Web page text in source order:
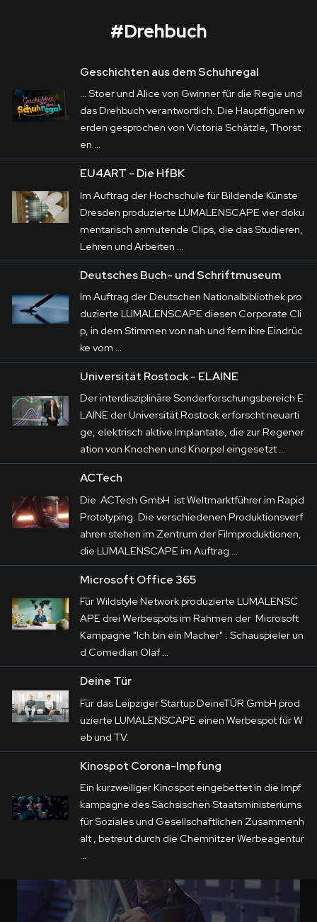
Corporate
Postproduction
Production / Services
About
Suche
ACTech
ACTech GmbH
Rapid Prototyping. Die verschiedenen
Filmproduktionen, die LUMALENSCAPE im
Auftrag von Haus E umgesetzt hat. Darüber
hinaus galt es, in Azubi-Teasern die
unterschiedlichen Ausbildungsberufe markant
zu präsentieren.
#Drehbuch
Geschichten aus dem Schuhregal
… Stoer und Alice von Gwinner für die Regie und
dasDrehbuch verantwortlich. Die Hauptfiguren w
erden gesprochen von Victoria Schätzle, Thorst
en …
EU4ART - Die HfBK
Im Auftrag der Hochschule für Bildende Künste
Dresden produzierte LUMALENSCAPE vier doku
mentarisch anmutende Clips, die das Studieren,
Lehren und Arbeiten …
Deutsches Buch- und Schriftmuseum
Im Auftrag der Deutschen Nationalbibliothek pro
duzierte LUMALENSCAPE diesen Corporate Cli
p, in dem Stimmen von nah und fern ihre Eindrüc
ke vom …
Universität Rostock - ELAINE
Der interdisziplinäre Sonderforschungsbereich E
LAINE der Universität Rostock erforscht neuarti
ge, elektrisch aktive Implantate, die zur Regener
ation von Knochen und Knorpel eingesetzt …
ACTech
Die ACTech GmbH ist Weltmarktführer im Rapid
Prototyping. Die verschiedenen Produktionsverf
ahren stehen im Zentrum der Filmproduktionen,
die LUMALENSCAPE im Auftrag …
Microsoft Office 365
Für Wildstyle Network produzierte LUMALENSC
APE drei Werbespots im Rahmen der Microsoft
Kampagne "Ich bin ein Macher" . Schauspieler un
d Comedian Olaf …
Deine Tür
Für das Leipziger Startup DeineTÜR GmbH prod
uzierte LUMALENSCAPE einen Werbespot für W
eb und TV.
Kinospot Corona-Impfung
Ein kurzweiliger Kinospot eingebettet in die Impf
kampagne des Sächsischen Staatsministeriums
für Soziales und Gesellschaftlichen Zusammenh
alt , betreut durch die Chemnitzer Werbeagentur
…